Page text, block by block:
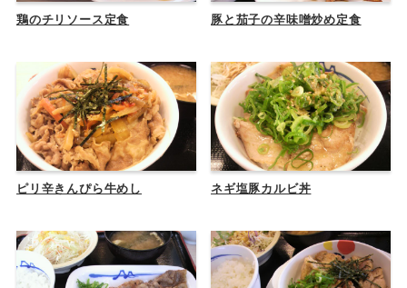
鶏のチリソース定食 豚と茄子の辛味噌炒め定食
ピリ辛きんぴら牛めし ネギ塩豚カルビ丼